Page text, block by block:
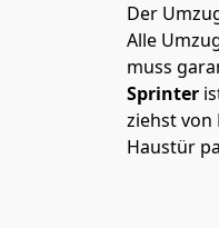
Der
Alle
muss
Sprinter
ziehst
Haustür